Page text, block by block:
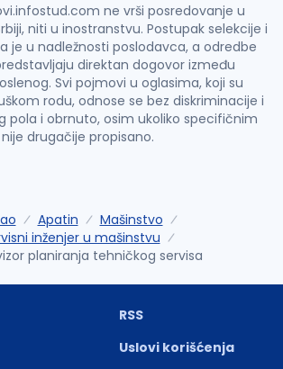
ne vrši posredovanje u
niti u inostranstvu. Postupak selekcije i
je u nadležnosti poslodavca, a odredbe
direktan dogovor između
Svi pojmovi u oglasima, koji su
rodu, odnose se bez diskriminacije i
pola i obrnuto, osim ukoliko specifičnim
drugačije propisano.
Apatin
Mašinstvo
inženjer u mašinstvu
planiranja tehničkog servisa
RSS
Uslovi korišćenja